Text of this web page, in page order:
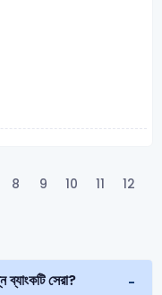
8 9 10 11
12
সেরা?